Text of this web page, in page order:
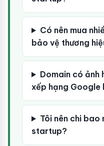
Có nên mua
bảo vệ thương
Domain có ảnh
xếp hạng Google
Tôi nên chi bao
startup?